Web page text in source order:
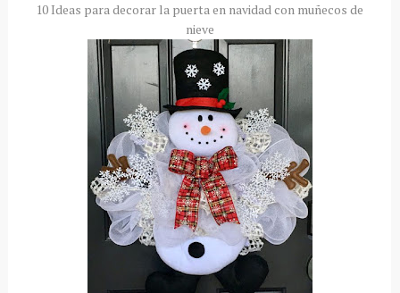
10 Ideas para decorar la puerta en navidad con muñecos de
nieve